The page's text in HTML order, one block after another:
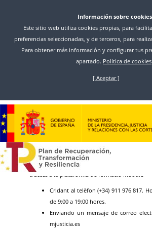
contingut
Información sobre cookies
Este sitio web utiliza cookies propias, para
preferencias seleccionadas, y de terceros, para
Para obtener más información y configurar tus
apartado. Política de cookies
[ Aceptar ]
Preguntes
Contactar amb Centre d'Atenció
Moodle
Es pot realitzar qualsevol consulta
d'accés a la plataforma de formació Moodle
Cridant al telèfon (+34) 911 976 817.
de 9:00 a 19:00 hores.
Enviando un mensaje de correo
mjusticia.es